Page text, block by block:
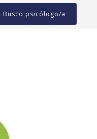
Busco psicólogo/a